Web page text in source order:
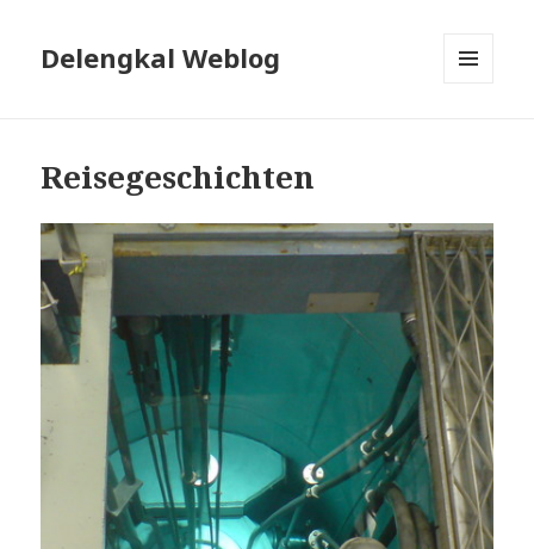
Delengkal Weblog
Reisegeschichten